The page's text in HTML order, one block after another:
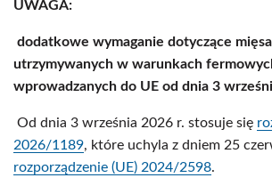
UWAGA:
dodatkowe wymaganie dotyczące
utrzymywanych w warunkach
wprowadzanych do UE od dnia 3
Od dnia 3 września 2026 r. stosuje się
2026/1189, które uchyla z dniem 25
rozporządzenie (UE) 2024/2598.